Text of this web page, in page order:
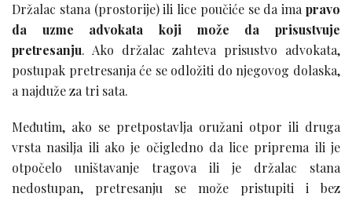
Držalac stana (prostorije) ili lice poučiće se da ima pravo
da uzme advokata koji može da prisustvuje
pretresanju. Ako držalac zahteva prisustvo advokata,
postupak pretresanja će se odložiti do njegovog dolaska,
a najduže za tri sata.
Međutim, ako se pretpostavlja oružani otpor ili druga
vrsta nasilja ili ako je očigledno da lice priprema ili je
otpočelo uništavanje tragova ili je držalac stana
nedostupan, pretresanju se može pristupiti i bez